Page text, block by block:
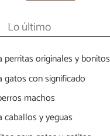
Lo último
perritas originales y bonitos
gatos con significado
machos
caballos y yeguas